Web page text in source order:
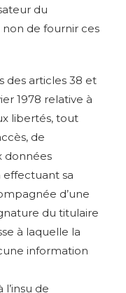
du
non de fournir ces
des articles 38 et
1978 relative à
libertés, tout
de
données
sa
d’une
du titulaire
à laquelle la
information
l’insu de